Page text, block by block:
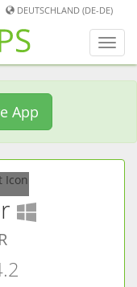
DEUTSCHLAND (DE-DE)
Menü
App
(